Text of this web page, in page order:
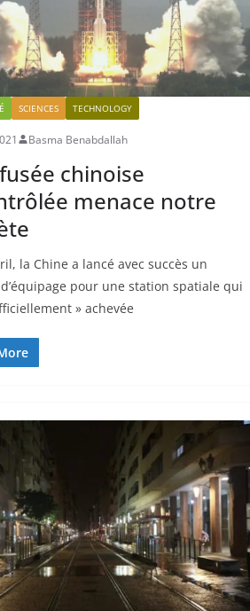
SCIENCES TECHNOLOGY
Basma Benabdallah
chinoise
menace notre
la Chine a lancé avec succès un
pour une station spatiale qui
» achevée